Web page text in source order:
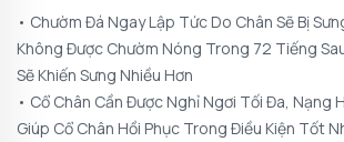
• Chườm Đá Ngay Lập Tức Do Chân Sẽ Bị
Không Được Chườm Nóng Trong 72 Tiếng
Sẽ Khiến Sưng Nhiều Hơn
• Cổ Chân Cần Được Nghỉ Ngơi Tối Đa, Nạng
Giúp Cổ Chân Hồi Phục Trong Điều Kiện Tốt